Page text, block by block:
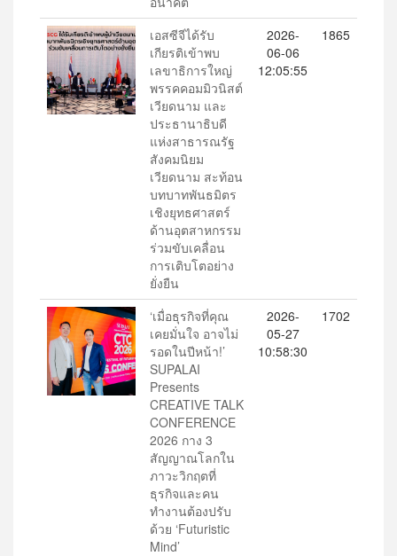
เอสซีจีได้รับ
เกียรติเข้าพบ
เลขาธิการใหญ่
พรรคคอมมิวนิสต์
เวียดนาม และ
ประธานาธิบดี
แห่งสาธารณรัฐ
สังคมนิยม
เวียดนาม สะท้อน
บทบาทพันธมิตร
เชิงยุทธศาสตร์
ด้านอุตสาหกรรม
ร่วมขับเคลื่อน
การเติบโตอย่าง
ยั่งยืน
2026-
06-06
12:05:55
1865
‘เมื่อธุรกิจที่คุณ
เคยมั่นใจ อาจไม่
รอดในปีหน้า!’
SUPALAI
Presents
CREATIVE TALK
CONFERENCE
2026 กาง 3
สัญญาณโลกใน
ภาวะวิกฤตที่
ธุรกิจและคน
ทำงานต้องปรับ
ด้วย ‘Futuristic
Mind’
2026-
05-27
10:58:30
1702